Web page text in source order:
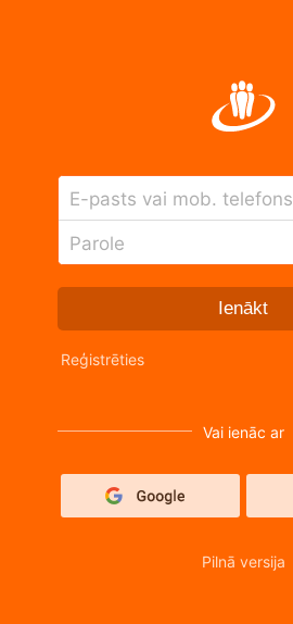
E-pasts vai mob. telefons
Parole
Ienākt
Reģistrēties
Vai ienāc ar
Pilnā versija